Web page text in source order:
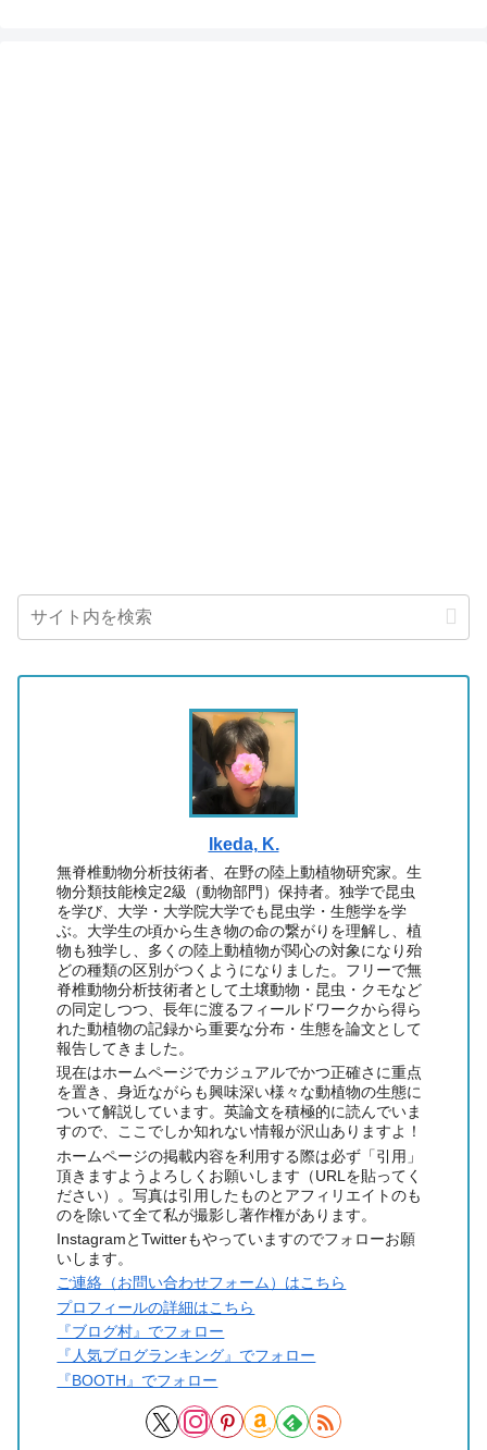
Ikeda, K.
無脊椎動物分析技術者、在野の陸上動植物研究家。生
物分類技能検定2級（動物部門）保持者。独学で昆虫
を学び、大学・大学院大学でも昆虫学・生態学を学
ぶ。大学生の頃から生き物の命の繋がりを理解し、植
物も独学し、多くの陸上動植物が関心の対象になり殆
どの種類の区別がつくようになりました。フリーで無
脊椎動物分析技術者として土壌動物・昆虫・クモなど
の同定しつつ、長年に渡るフィールドワークから得ら
れた動植物の記録から重要な分布・生態を論文として
報告してきました。
現在はホームページでカジュアルでかつ正確さに重点
を置き、身近ながらも興味深い様々な動植物の生態に
ついて解説しています。英論文を積極的に読んでいま
すので、ここでしか知れない情報が沢山ありますよ！
ホームページの掲載内容を利用する際は必ず「引用」
頂きますようよろしくお願いします（URLを貼ってく
ださい）。写真は引用したものとアフィリエイトのも
のを除いて全て私が撮影し著作権があります。
InstagramとTwitterもやっていますのでフォローお願
いします。
ご連絡（お問い合わせフォーム）はこちら
プロフィールの詳細はこちら
『ブログ村』でフォロー
『人気ブログランキング』でフォロー
『BOOTH』でフォロー